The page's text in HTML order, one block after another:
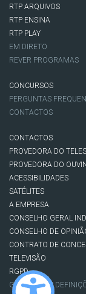
RTP ARQUIVOS
RTP ENSINA
RTP PLAY
EM DIRETO
REVER PROGRAMAS
CONCURSOS
PERGUNTAS
CONTACTOS
CONTACTOS
PROVEDORA DO
PROVEDORA DO
ACESSIBILIDADES
SATÉLITES
A EMPRESA
CONSELHO GERAL
CONSELHO DE
CONTRATO DE
TELEVISÃO
RGPD
GESTÃO DAS